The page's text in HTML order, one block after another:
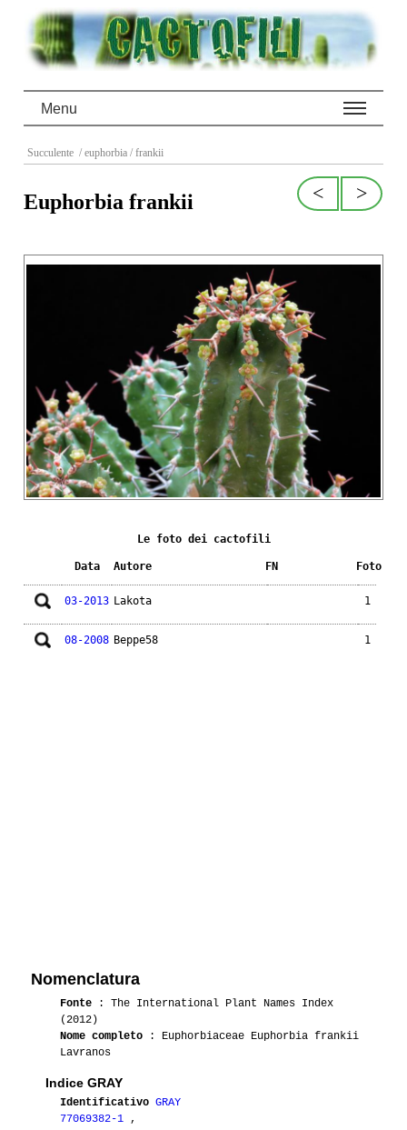
Menu
Succulente / euphorbia / frankii
>
<
Euphorbia frankii
Le foto dei cactofili
Data Autore FN Foto
03-2013 Lakota 1
08-2008 Beppe58 1
Nomenclatura
Fonte : The International Plant Names Index
(2012)
Nome completo : Euphorbiaceae Euphorbia frankii
Lavranos
Indice GRAY
Identificativo GRAY
77069382-1 ,